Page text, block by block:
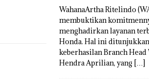
WahanaArtha Ritelindo
membuktikan
menghadirkan layanan
Honda. Hal ini
keberhasilan Branch Head
Hendra Aprilian, yang […]